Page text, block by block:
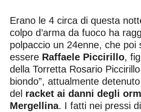
Erano le 4 circa di questa
colpo d’arma da fuoco ha
polpaccio un 24enne, che poi
essere Raffaele Piccirillo,
della Torretta Rosario
biondo”, attualmente
del racket ai danni degli
Mergellina. I fatti nei pressi